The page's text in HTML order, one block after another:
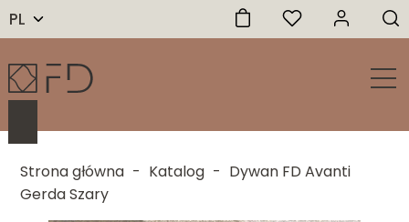
PL
Strona główna - Katalog - Dywan FD Avanti
Gerda Szary